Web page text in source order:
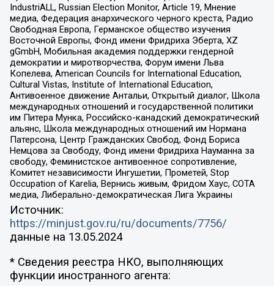
IndustriALL, Russian Election Monitor, Article 19, Мнение
медиа, Федерация анархического черного креста, Радио
Свободная Европа, Германское общество изучения
Восточной Европы, Фонд имени Фридриха Эберта, XZ
gGmbH, Мобильная академия поддержки гендерной
демократии и миротворчества, Форум имени Льва
Копелева, American Councils for International Education,
Cultural Vistas, Institute of International Education,
Антивоенное движение Антальи, Открытый диалог, Школа
международных отношений и государственной политики
им Питера Мунка, Российско-канадский демократический
альянс, Школа международных отношений им Нормана
Патерсона, Центр Гражданских Свобод, Фонд Бориса
Немцова за Свободу, Фонд имени Фридриха Науманна за
свободу, Феминистское антивоенное сопротивление,
Комитет независимости Ингушетии, Прометей, Stop
Occupation of Karelia, Вернись живым, Фридом Хаус, СОТА
медиа, Либерально-демократическая Лига Украины
Источник:
https://minjust.gov.ru/ru/documents/7756/
данные на 13.05.2024
* Сведения реестра НКО, выполняющих
функции иностранного агента: